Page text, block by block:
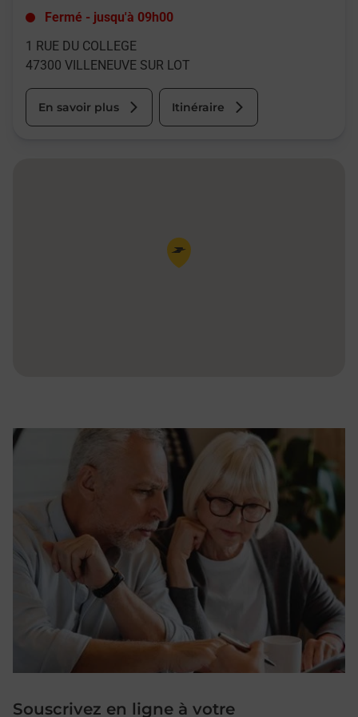
Fermé - jusqu'à 09h00
1 RUE DU COLLEGE
47300 VILLENEUVE SUR LOT
En savoir plus Itinéraire
Pin de la carte
Souscrivez en ligne à votre